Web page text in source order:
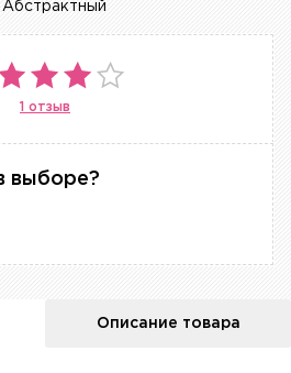
Абстрактный
1 отзыв
выборе?
Описание товара